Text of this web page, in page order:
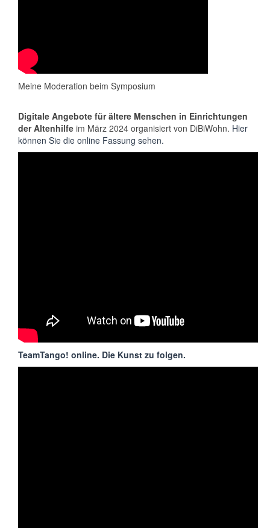
Meine Moderation beim Symposium
Digitale Angebote für ältere Menschen in Einrichtungen
der Altenhilfe im März 2024 organisiert von DiBiWohn. Hier
können Sie die online Fassung sehen.
TeamTango! online. Die Kunst zu folgen.